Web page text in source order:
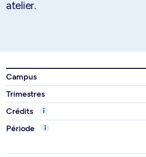
atelier.
Campus
Trimestres
Crédits
Période